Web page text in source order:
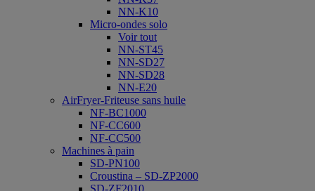
NN-K10
Micro-ondes solo
Voir tout
NN-ST45
NN-SD27
NN-SD28
NN-E20
AirFryer-Friteuse sans huile
NF-BC1000
NF-CC600
NF-CC500
Machines à pain
SD-PN100
Croustina – SD-ZP2000
SD-ZF2010